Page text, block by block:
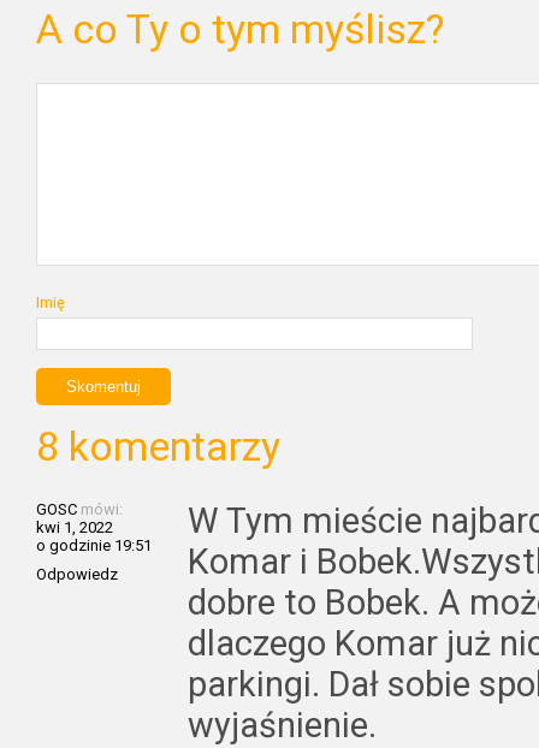
A co Ty o tym myślisz?
Imię
8 komentarzy
GOSC mówi:
kwi 1, 2022
o godzinie 19:51
Odpowiedz
W Tym mieście
Komar i
dobre to Bobek. A
dlaczego Komar już
parkingi. Dał sobie
wyjaśnienie.